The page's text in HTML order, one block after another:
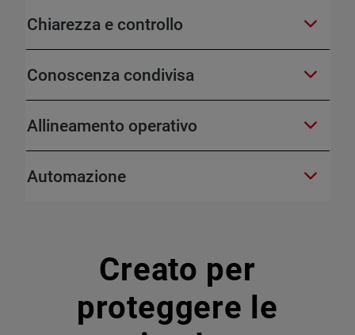
Chiarezza e controllo
Conoscenza condivisa
Allineamento operativo
Automazione
Creato per
proteggere le